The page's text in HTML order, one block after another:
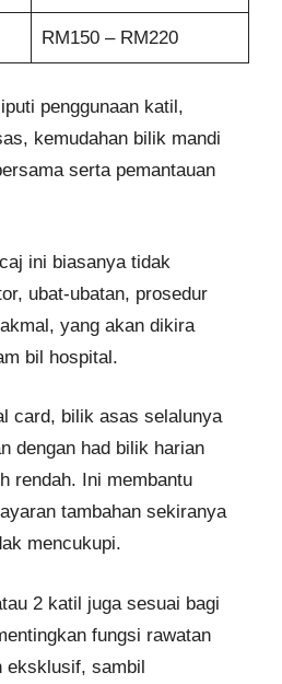
RM150 – RM220
penggunaan katil,
kemudahan bilik mandi
serta pemantauan
ini biasanya tidak
ubat-ubatan, prosedur
yang akan dikira
bil hospital.
card, bilik asas selalunya
dengan had bilik harian
rendah. Ini membantu
tambahan sekiranya
mencukupi.
2 katil juga sesuai bagi
fungsi rawatan
eksklusif, sambil